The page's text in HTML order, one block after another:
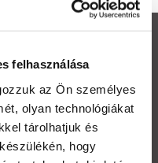
felhasználása
az Ön személyes
olyan technológiákat
tárolhatjuk és
hogy